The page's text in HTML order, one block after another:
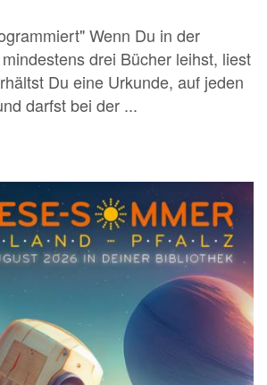
Wenn Du in der
drei Bücher leihst, liest
Du eine Urkunde, auf jeden
darfst bei der ...